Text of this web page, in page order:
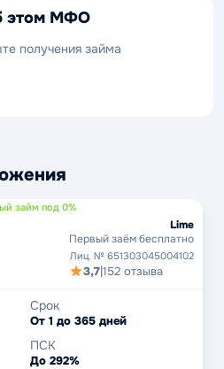
этом МФО
получения займа
займ под 0%
Lime
Первый заём бесплатно
Лиц. № 651303045004102
3,7|152 отзыва
Срок
От 1 до 365 дней
ПСК
До 292%